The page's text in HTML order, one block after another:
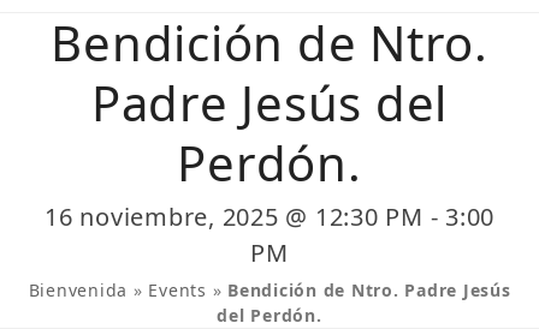
mobile
menu
mobile
menu
Bendición de Ntro.
Padre Jesús del
Perdón.
16 noviembre, 2025 @ 12:30 PM - 3:00
PM
Bienvenida » Events » Bendición de Ntro. Padre Jesús
del Perdón.